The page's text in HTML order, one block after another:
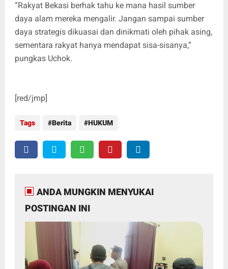
“Rakyat Bekasi berhak tahu ke mana hasil sumber
daya alam mereka mengalir. Jangan sampai sumber
daya strategis dikuasai dan dinikmati oleh pihak asing,
sementara rakyat hanya mendapat sisa-sisanya,”
pungkas Uchok.
[red/jmp]
Tags Berita HUKUM
ANDA MUNGKIN MENYUKAI
POSTINGAN INI